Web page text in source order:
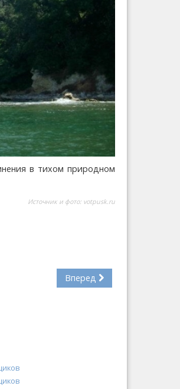
в тихом природном
Источник и фото: votpusk.ru
Вперед